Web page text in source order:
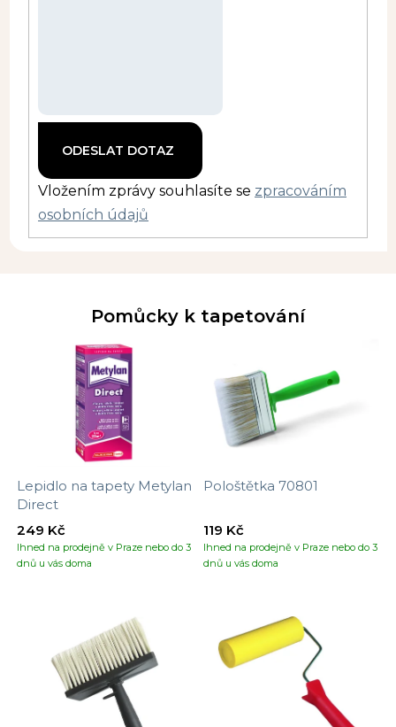
Vložením zprávy souhlasíte se zpracováním
osobních údajů
Pomůcky k tapetování
Lepidlo na tapety Metylan
Direct
Ihned na prodejně v Praze nebo do 3
dnů u vás doma
249 Kč
Pološtětka 70801
Ihned na prodejně v Praze nebo do 3
dnů u vás doma
119 Kč